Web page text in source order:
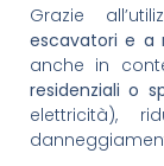
Grazie
escavatori e a
anche in
residenziali o
elettricità),